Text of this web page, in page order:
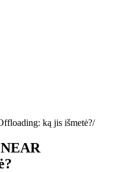
ką jis išmetė?